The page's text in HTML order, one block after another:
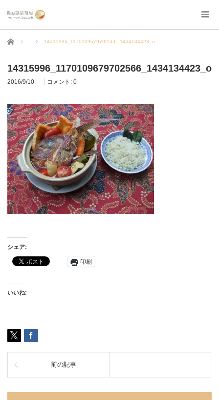
ホーム 14315996_1170109679702566_1434134423_o
14315996_1170109679702566_1434134423_o
2016/9/10 コメント: 0
シェア:
印刷
いいね:
前の記事